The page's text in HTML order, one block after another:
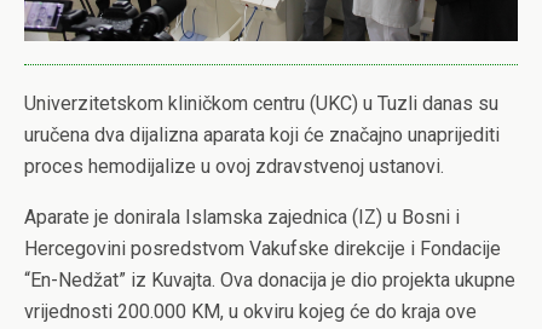
Univerzitetskom kliničkom centru (UKC) u Tuzli danas su
uručena dva dijalizna aparata koji će značajno unaprijediti
proces hemodijalize u ovoj zdravstvenoj ustanovi.
Aparate je donirala Islamska zajednica (IZ) u Bosni i
Hercegovini posredstvom Vakufske direkcije i Fondacije
“En-Nedžat” iz Kuvajta. Ova donacija je dio projekta ukupne
vrijednosti 200.000 KM, u okviru kojeg će do kraja ove